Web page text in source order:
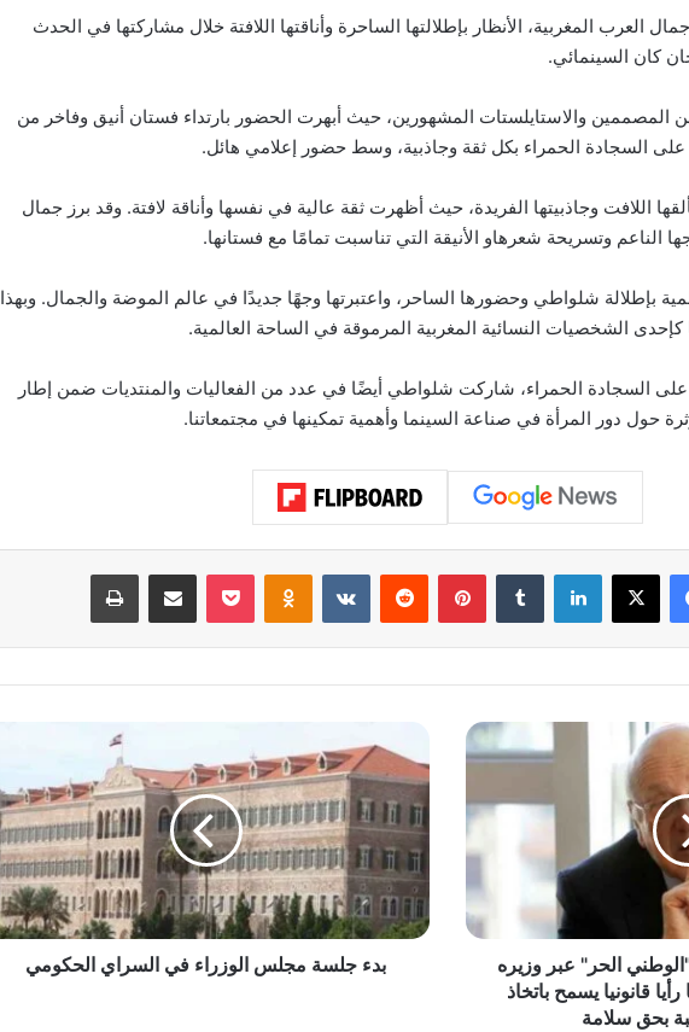
المغربية، الأنظار بإطلالتها الساحرة وأناقتها اللافتة خلال مشاركتها في الحدث
كان السينمائي.
والاستايلستات المشهورين، حيث أبهرت الحضور بارتداء فستان أنيق وفاخر من
على السجادة الحمراء بكل ثقة وجاذبية، وسط حضور إعلامي هائل.
اللافت وجاذبيتها الفريدة، حيث أظهرت ثقة عالية في نفسها وأناقة لافتة. وقد برز جمال
الناعم وتسريحة شعرهاو الأنيقة التي تناسبت تمامًا مع فستانها.
بإطلالة شلواطي وحضورها الساحر، واعتبرتها وجهًا جديدًا في عالم الموضة والجمال. وبهذا
كإحدى الشخصيات النسائية المغربية المرموقة في الساحة العالمية.
على السجادة الحمراء، شاركت شلواطي أيضًا في عدد من الفعاليات والمنتديات ضمن إطار
حول دور المرأة في صناعة السينما وأهمية تمكينها في مجتمعاتنا.
فيسبوك ‫X لينكدإن ‏Tumblr بينتيريست ‏Reddit
‏VKontakte
Odnoklassniki
‫Pocket مشاركة عبر البريد طباعة
الحر" عبر وزيره
قانونيا يسمح باتخاذ
بحق سلامة
د
ء
ج
ل
س
ة
ج
بدء جلسة مجلس الوزراء في السراي الحكومي